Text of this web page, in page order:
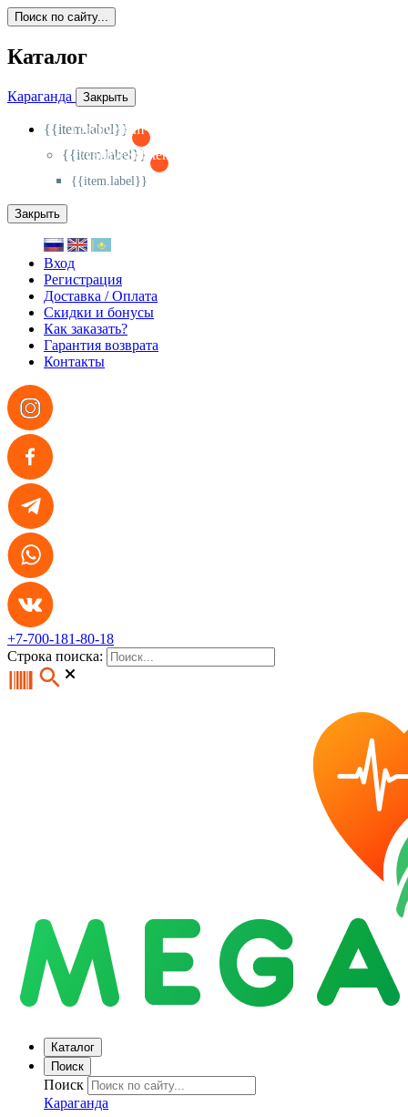
Поиск по сайту...
Каталог
Караганда Закрыть
{{item.label}}
{{activeItem==item.id?'-
{{item.label}}
{{activeSubitem==item.id?'-
{{item.label}}
Закрыть
Вход
Регистрация
Доставка / Оплата
Скидки и бонусы
Как заказать?
Гарантия возврата
Контакты
+7-700-181-80-18
Строка поиска:
Каталог
Поиск
Поиск
Караганда